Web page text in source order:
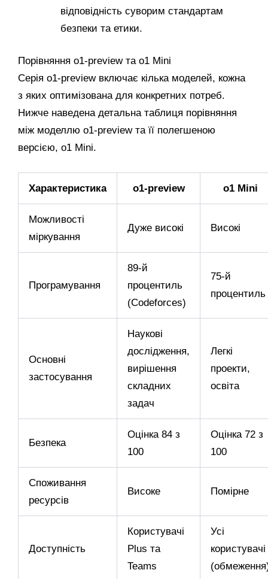
відповідність суворим стандартам
безпеки та етики.
Порівняння o1-preview та o1 Mini
Серія o1-preview включає кілька моделей, кожна
з яких оптимізована для конкретних потреб.
Нижче наведена детальна таблиця порівняння
між моделлю o1-preview та її полегшеною
версією, o1 Mini.
Характеристика o1-preview o1 Mini
Можливості
міркування
Дуже високі Високі
Програмування
89-й
процентиль
(Codeforces)
75-й
процентиль
Основні
застосування
Наукові
дослідження,
вирішення
складних
задач
Легкі
проекти,
освіта
Безпека
Оцінка 84 з
100
Оцінка 72 з
100
Споживання
ресурсів
Високе Помірне
Доступність
Користувачі
Plus та
Teams
Усі
користувачі